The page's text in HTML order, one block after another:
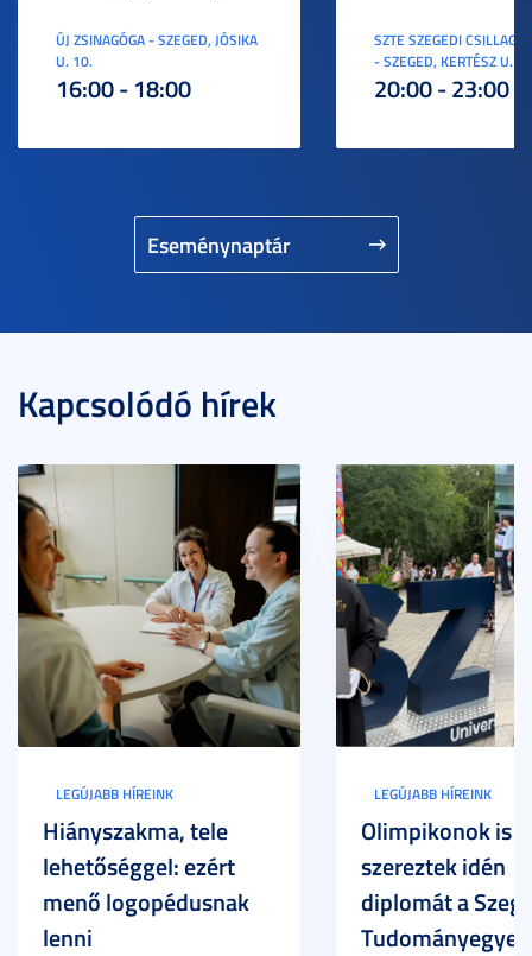
Eseménynaptár
ÚJ ZSINAGÓGA - SZEGED, JÓSIKA
U. 10.
16:00 - 18:00
SZTE SZEGEDI
- SZEGED, KERTÉSZ U. 3.
20:00 - 23:00
Kapcsolódó hírek
LEGÚJABB HÍREINK
Hiányszakma, tele
lehetőséggel: ezért
menő logopédusnak
lenni
LEGÚJABB HÍREINK
Olimpikonok is
szereztek idén
diplomát a